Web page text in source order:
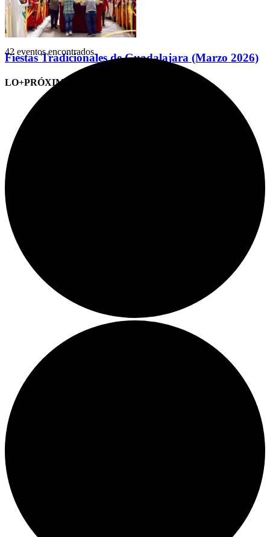
Fiestas Tradicionales de Guadalajara (Marzo 2026)
LO+PRÓXIMO (CITAS)
42 eventos encontrados.